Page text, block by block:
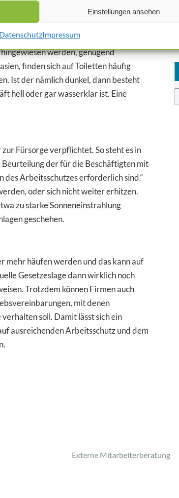
Einstellungen ansehen
DatenschutzImpressum
Hitzewelle, die Mitarbeiterinnen und
sich bringen kann. Aber es gibt einen
werden, genügend
finden sich auf Toiletten häufig
Ist der nämlich dunkel, dann besteht
hell oder gar wasserklar ist. Eine
Fürsorge verpflichtet. So steht es in
der für die Beschäftigten mit
Arbeitsschutzes erforderlich sind.“
oder sich nicht weiter erhitzen.
zu starke Sonneneinstrahlung
geschehen.
mehr häufen werden und das kann auf
Gesetzeslage dann wirklich noch
Trotzdem können Firmen auch
mit denen
soll. Damit lässt sich ein
ausreichenden Arbeitsschutz und dem
Externe Mitarbeiterberatung